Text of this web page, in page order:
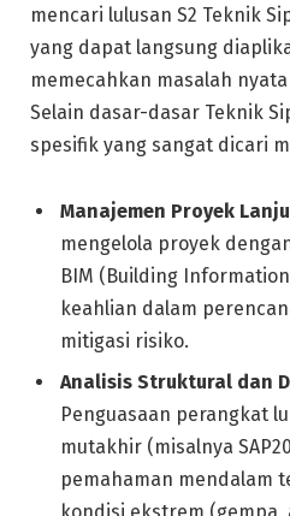
mencari lulusan S2 Teknik
yang dapat langsung
memecahkan masalah
Selain dasar-dasar Teknik
spesifik yang sangat dicari
Manajemen Proyek
mengelola proyek
BIM (Building
keahlian dalam
mitigasi risiko.
Analisis Struktural dan
Penguasaan perangkat
mutakhir (misalnya
pemahaman mendalam